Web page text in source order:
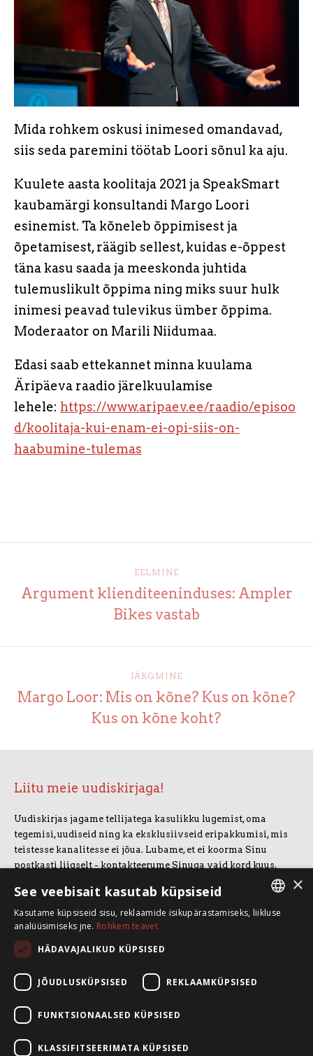
Mida rohkem oskusi inimesed omandavad,
siis seda paremini töötab Loori sõnul ka aju.
Kuulete aasta koolitaja 2021 ja SpeakSmart
kaubamärgi konsultandi Margo Loori
esinemist. Ta kõneleb õppimisest ja
õpetamisest, räägib sellest, kuidas e-õppest
täna kasu saada ja meeskonda juhtida
tulemuslikult õppima ning miks suur hulk
inimesi peavad tulevikus ümber õppima.
Moderaator on Marili Niidumaa.
Edasi saab ettekannet minna kuulama
Äripäeva raadio järelkuulamise
lehele: https://www.aripaev.ee/raadio/episoo
d/koolitaja-kui-enam-ei-opi-siis-on-
haabumine-tulemas
EELMINE
Argument klienditeeninduses: Ampler
Bikes vastab
JÄRGMINE
Margo Loor: Mis on kõne? Kus on kõne?
Kus on kõne koht?
Liitu meie uudiskirjaga!
Uudiskirjas jagame tellijatega kasulikku lugemist, oma
tegemisi, uudiseid ning ka eksklusiivseid eripakkumisi, mis
teistesse kanalitesse ei jõua. Lubame, et ei koorma Sinu
postkasti liigselt - kontakteerume Sinuga vaid kord kuus.
LIITUN UUDISKIRJAGA
Koolitusruum ja kontor: Telliskivi 60/A3, 10412 Tallinn
+372 5388 4854
info@speaksmart.ee
Leia meid sotsiaalmeediast:
×
See veebisait kasutab küpsiseid
Kasutame küpsiseid sisu, reklaamide isikupärastamiseks, liikluse
analüüsimiseks jne. Rohkem teavet
HÄDAVAJALIKUD KÜPSISED
JÕUDLUSKÜPSISED REKLAAMKÜPSISED
FUNKTSIONAALSED KÜPSISED
KLASSIFITSEERIMATA KÜPSISED